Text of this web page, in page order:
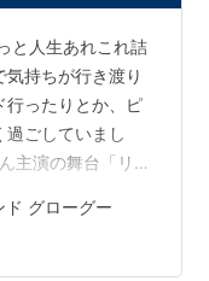
と人生あれこれ詰
持ちが行き渡り
行ったりとか、ピ
過ごしていまし
主演の舞台「リチ
向かいました。
・ウォーズ マン
ド グローグー